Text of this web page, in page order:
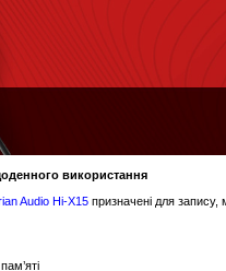
використання
Audio Hi-X15 призначені для запису,